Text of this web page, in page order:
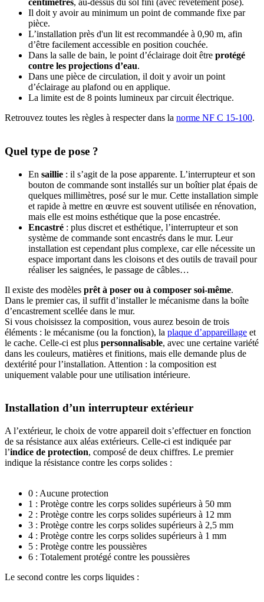
centimètres, au-dessus du sol fini (avec revêtement posé).
Il doit y avoir au minimum un point de commande fixe par
pièce.
L’installation près d'un lit est recommandée à 0,90 m, afin
d’être facilement accessible en position couchée.
Dans la salle de bain, le point d’éclairage doit être protégé
contre les projections d’eau.
Dans une pièce de circulation, il doit y avoir un point
d’éclairage au plafond ou en applique.
La limite est de 8 points lumineux par circuit électrique.
Retrouvez toutes les règles à respecter dans la norme NF C 15-100.
Quel type de pose ?
En saillie : il s’agit de la pose apparente. L’interrupteur et son
bouton de commande sont installés sur un boîtier plat épais de
quelques millimètres, posé sur le mur. Cette installation simple
et rapide à mettre en œuvre est souvent utilisée en rénovation,
mais elle est moins esthétique que la pose encastrée.
Encastré : plus discret et esthétique, l’interrupteur et son
système de commande sont encastrés dans le mur. Leur
installation est cependant plus complexe, car elle nécessite un
espace important dans les cloisons et des outils de travail pour
réaliser les saignées, le passage de câbles…
Il existe des modèles prêt à poser ou à composer soi-même.
Dans le premier cas, il suffit d’installer le mécanisme dans la boîte
d’encastrement scellée dans le mur.
Si vous choisissez la composition, vous aurez besoin de trois
éléments : le mécanisme (ou la fonction), la plaque d’appareillage et
le cache. Celle-ci est plus personnalisable, avec une certaine variété
dans les couleurs, matières et finitions, mais elle demande plus de
dextérité pour l’installation. Attention : la composition est
uniquement valable pour une utilisation intérieure.
Installation d’un interrupteur extérieur
A l’extérieur, le choix de votre appareil doit s’effectuer en fonction
de sa résistance aux aléas extérieurs. Celle-ci est indiquée par
l’indice de protection, composé de deux chiffres. Le premier
indique la résistance contre les corps solides :
0 : Aucune protection
1 : Protège contre les corps solides supérieurs à 50 mm
2 : Protège contre les corps solides supérieurs à 12 mm
3 : Protège contre les corps solides supérieurs à 2,5 mm
4 : Protège contre les corps solides supérieurs à 1 mm
5 : Protège contre les poussières
6 : Totalement protégé contre les poussières
Le second contre les corps liquides :